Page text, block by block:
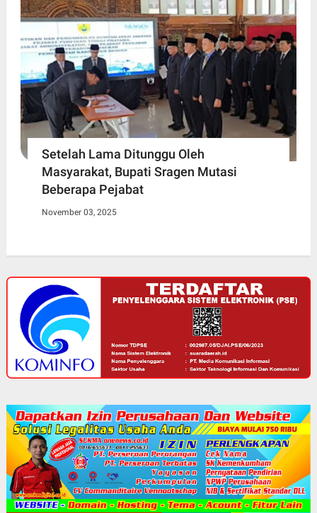
Setelah Lama Ditunggu Oleh
Masyarakat, Bupati Sragen Mutasi
Beberapa Pejabat
November 03, 2025